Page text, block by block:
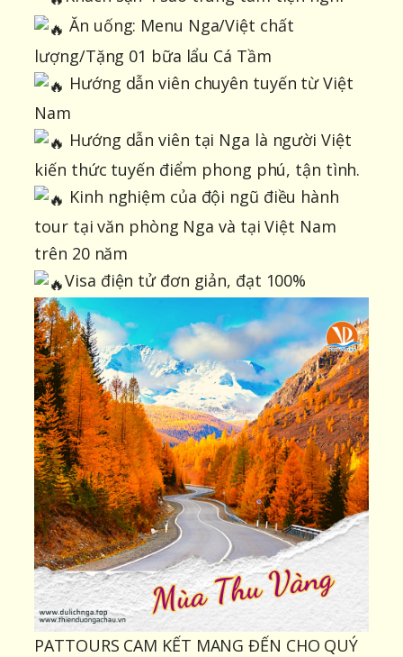
Ăn uống: Menu Nga/Việt chất
lượng/Tặng 01 bữa lẩu Cá Tầm
Hướng dẫn viên chuyên tuyến từ Việt
Nam
Hướng dẫn viên tại Nga là người Việt
kiến thức tuyến điểm phong phú, tận tình.
Kinh nghiệm của đội ngũ điều hành
tour tại văn phòng Nga và tại Việt Nam
trên 20 năm
Visa điện tử đơn giản, đạt 100%
PATTOURS CAM KẾT MANG ĐẾN CHO QUÝ